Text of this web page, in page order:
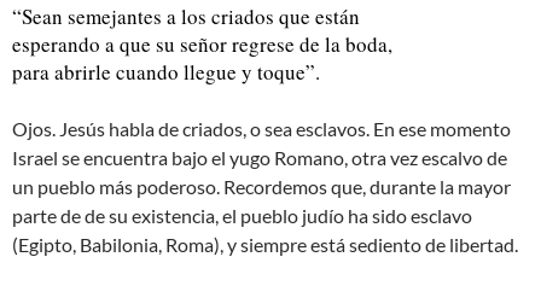
“Sean semejantes a los criados que están
esperando a que su señor regrese de la boda,
para abrirle cuando llegue y toque”.
Ojos. Jesús habla de criados, o sea esclavos. En ese momento
Israel se encuentra bajo el yugo Romano, otra vez escalvo de
un pueblo más poderoso. Recordemos que, durante la mayor
parte de de su existencia, el pueblo judío ha sido esclavo
(Egipto, Babilonia, Roma), y siempre está sediento de libertad.